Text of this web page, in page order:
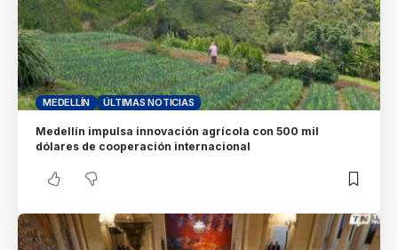
MEDELLÍN ÚLTIMAS NOTICIAS
Medellín impulsa innovación agrícola con 500 mil
dólares de cooperación internacional